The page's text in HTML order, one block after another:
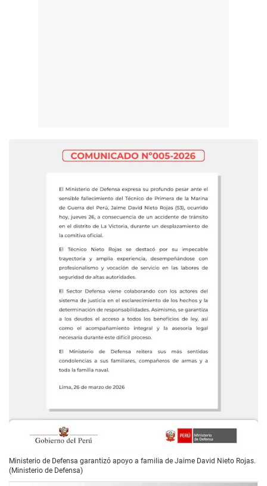
Ministerio de Defensa garantizó apoyo a familia de Jaime David Nieto Rojas.
(Ministerio de Defensa)